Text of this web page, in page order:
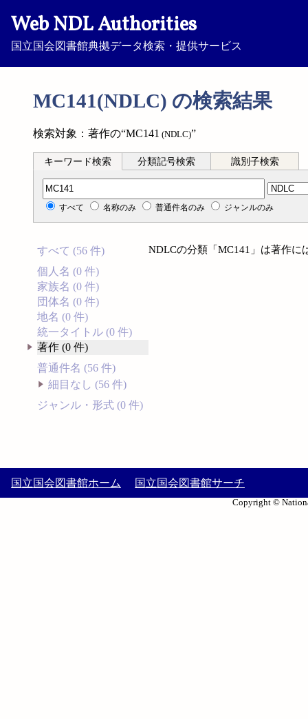
Web NDL Authorities
国立国会図書館典拠データ検索・提供サービス
MC141(NDLC) の検索結果
検索対象：著作の“MC141 (NDLC)”
キーワード検索 分類記号検索 識別子検索
分類記号検索
すべて 名称のみ 普通件名のみ ジャンルのみ
すべて (56 件)
個人名 (0 件)
家族名 (0 件)
団体名 (0 件)
地名 (0 件)
統一タイトル (0 件)
著作 (0 件)
普通件名 (56 件)
細目なし (56 件)
ジャンル・形式 (0 件)
NDLCの分類「MC141」は著作に
国立国会図書館ホーム 国立国会図書館サーチ
Copyright ©